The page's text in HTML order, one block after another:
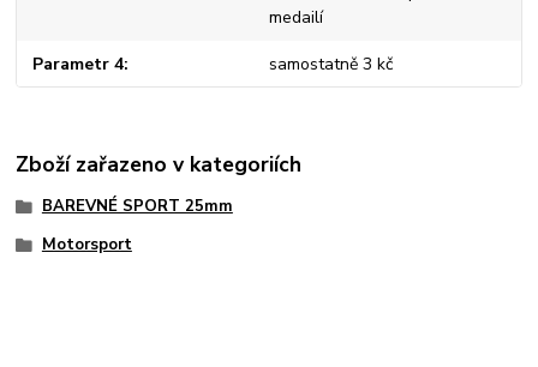
medailí
Parametr 4 samostatně 3 kč
Zboží zařazeno v kategoriích
BAREVNÉ SPORT 25mm
Motorsport